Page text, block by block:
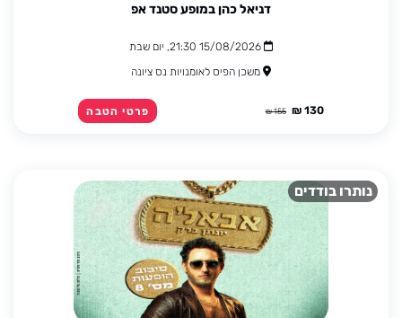
דניאל כהן במופע סטנד אפ
15/08/2026 21:30, יום שבת
משכן הפיס לאומנויות נס ציונה
130 ₪
155 ₪ פרטי הטבה
נותרו בודדים